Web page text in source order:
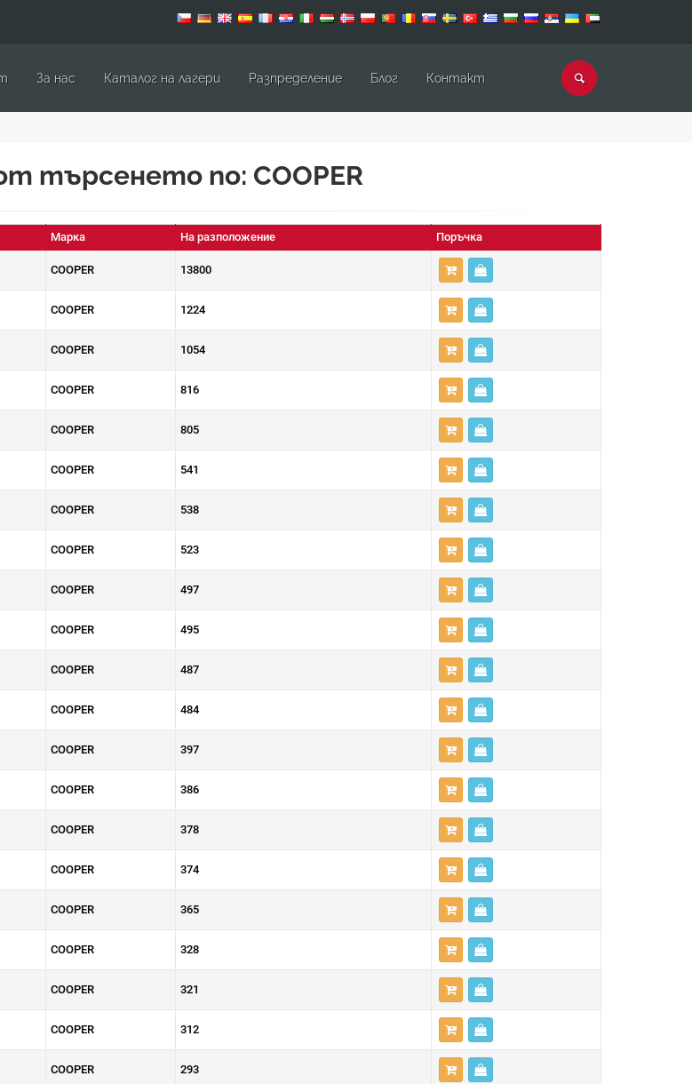
За нас Каталог на лагери Pазпределение Блог Контакт
търсенето по: COOPER
Марка На разположение Поръчка
COOPER 13800
COOPER 1224
COOPER 1054
COOPER 816
COOPER 805
COOPER 541
COOPER 538
COOPER 523
COOPER 497
COOPER 495
COOPER 487
COOPER 484
COOPER 397
COOPER 386
COOPER 378
COOPER 374
COOPER 365
COOPER 328
COOPER 321
COOPER 312
COOPER 293